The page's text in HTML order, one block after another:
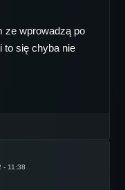
ze wprowadzą po
to się chyba nie
- 11:38